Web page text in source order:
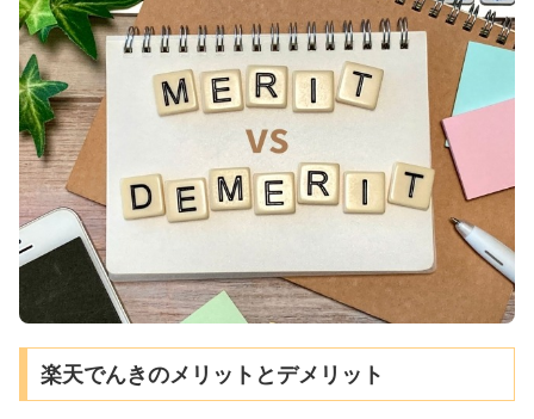
楽天でんきのメリットとデメリット